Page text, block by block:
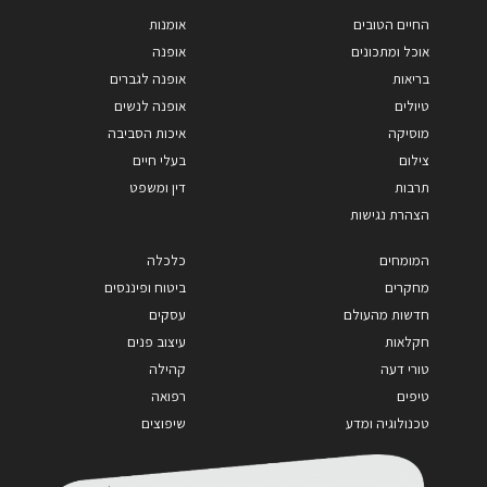
החיים הטובים
אוכל ומתכונים
בריאות
טיולים
מוסיקה
צילום
תרבות
הצהרת נגישות
אומנות
אופנה
אופנה לגברים
אופנה לנשים
איכות הסביבה
בעלי חיים
דין ומשפט
המומחים
מחקרים
חדשות מהעולם
חקלאות
טורי דעה
טיפים
טכנולוגיה ומדע
כלכלה
ביטוח ופיננסים
עסקים
עיצוב פנים
קהילה
רפואה
שיפוצים